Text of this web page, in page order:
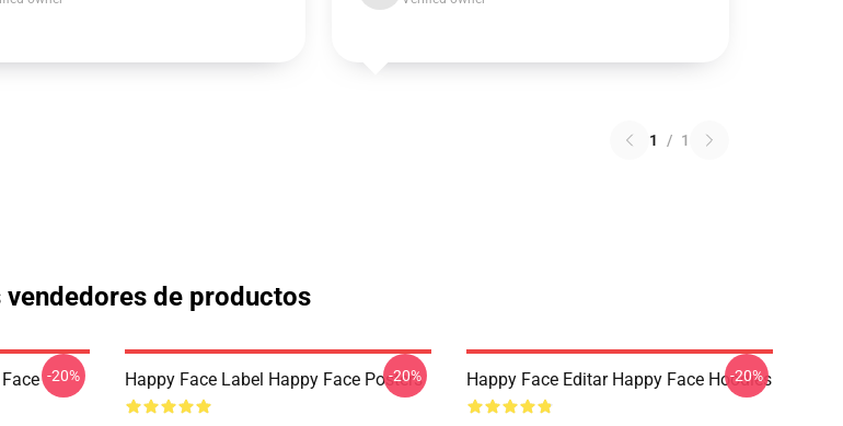
1 / 1
vendedores de productos
-20% Happy Face Label Happy Face Posters
-20% Happy Face Editar Happy Face Hoodies
-20%